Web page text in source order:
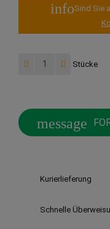
infoSind Sie
Stücke
message
Kurierlieferung
Schnelle